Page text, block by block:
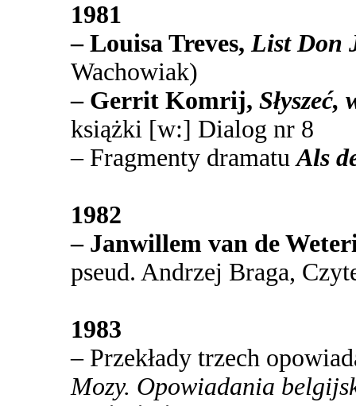
1981
– Louisa Treves,List Don
Wachowiak)
– Gerrit Komrij, Słyszeć,
książki [w:] Dialog nr 8
– Fragmenty dramatuAls
1982
– Janwillem van de
pseud. Andrzej Braga,
1983
– Przekłady trzech
Mozy. Opowiadania